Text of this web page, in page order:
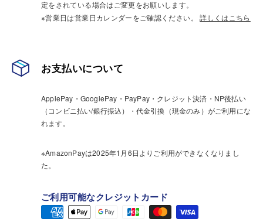
定をされている場合はご変更をお願いします。
※営業日は営業日カレンダーをご確認ください。詳しくはこちら
お支払いについて
ApplePay・GooglePay・PayPay・クレジット決済・NP後払い
（コンビニ払い/銀行振込）・代金引換（現金のみ）がご利用にな
れます。
※AmazonPayは2025年1月6日よりご利用ができなくなりまし
た。
ご利用可能なクレジットカード